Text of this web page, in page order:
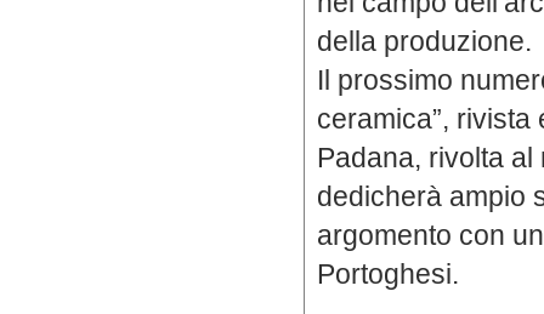
della produzione.
Il prossimo
ceramica”,
Padana, rivolta
dedicherà ampio
argomento con
Portoghesi.